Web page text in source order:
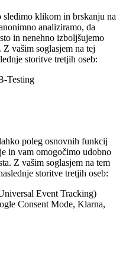
sledimo klikom in brskanju na
analiziramo, da
in nenehno izboljšujemo
vašim soglasjem na tej
storitve tretjih oseb:
Testing
poleg osnovnih funkcij
in vam omogočimo udobno
Z vašim soglasjem na tem
storitve tretjih oseb:
Event Tracking)
Consent Mode, Klarna,